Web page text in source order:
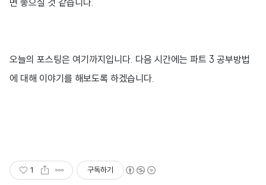
면 좋으실 것 같습니다.
오늘의 포스팅은 여기까지입니다. 다음 시간에는 파트 3 공부방법
에 대해 이야기를 해보도록 하겠습니다.
1 구독하기